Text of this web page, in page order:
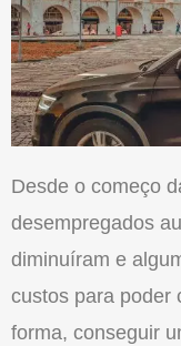
Desde o começo
desempregados
diminuíram e
custos para poder
forma, conseguir